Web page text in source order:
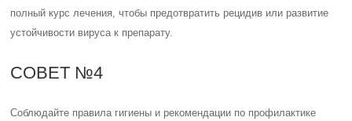
полный курс лечения, чтобы предотвратить рецидив или развитие
устойчивости вируса к препарату.
СОВЕТ №4
Соблюдайте правила гигиены и рекомендации по профилактике